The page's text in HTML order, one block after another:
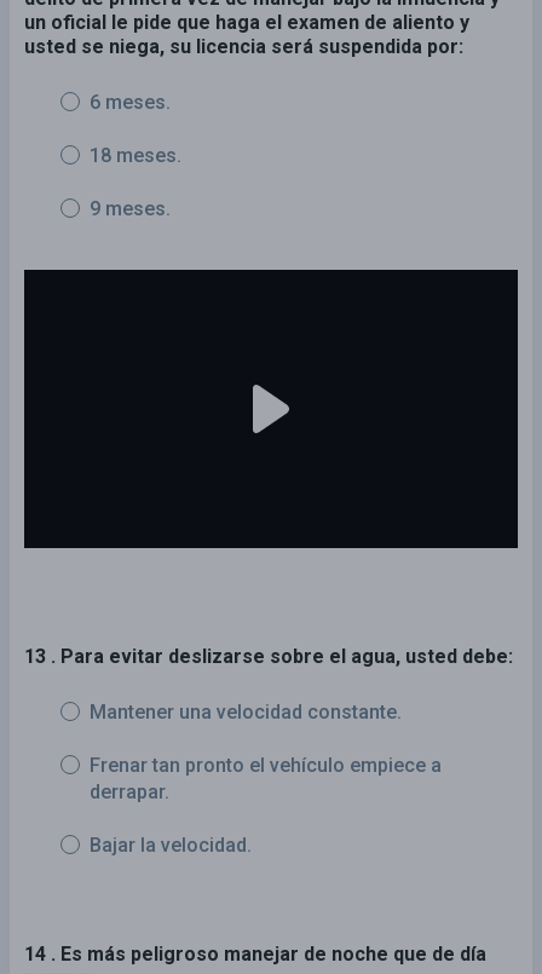
un oficial le pide que haga el examen de aliento y
usted se niega, su licencia será suspendida por:
6 meses.
18 meses.
9 meses.
13 . Para evitar deslizarse sobre el agua, usted debe:
Mantener una velocidad constante.
Frenar tan pronto el vehículo empiece a
derrapar.
Bajar la velocidad.
14 . Es más peligroso manejar de noche que de día